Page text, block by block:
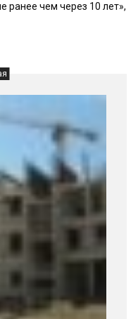
ранее чем через 10 лет»,